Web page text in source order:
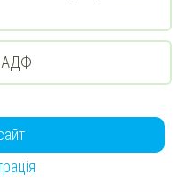
АДФ